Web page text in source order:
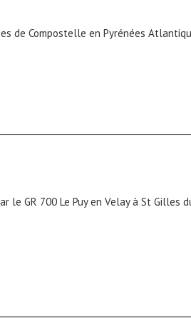
de Compostelle en Pyrénées
le GR 700 Le Puy en Velay à St Gilles